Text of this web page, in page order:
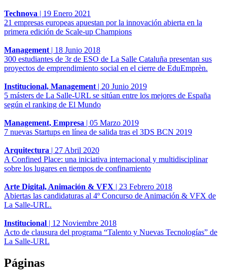
Technova | 19 Enero 2021
21 empresas europeas apuestan por la innovación abierta en la
primera edición de Scale-up Champions
Management | 18 Junio 2018
300 estudiantes de 3r de ESO de La Salle Cataluña presentan sus
proyectos de emprendimiento social en el cierre de EduEmprèn.
Institucional, Management | 20 Junio 2019
5 másters de La Salle-URL se sitúan entre los mejores de España
según el ranking de El Mundo
Management, Empresa | 05 Marzo 2019
7 nuevas Startups en línea de salida tras el 3DS BCN 2019
Arquitectura | 27 Abril 2020
A Confined Place: una iniciativa internacional y multidisciplinar
sobre los lugares en tiempos de confinamiento
Arte Digital, Animación & VFX | 23 Febrero 2018
Abiertas las candidaturas al 4º Concurso de Animación & VFX de
La Salle-URL.
Institucional | 12 Noviembre 2018
Acto de clausura del programa “Talento y Nuevas Tecnologías” de
La Salle-URL
Páginas